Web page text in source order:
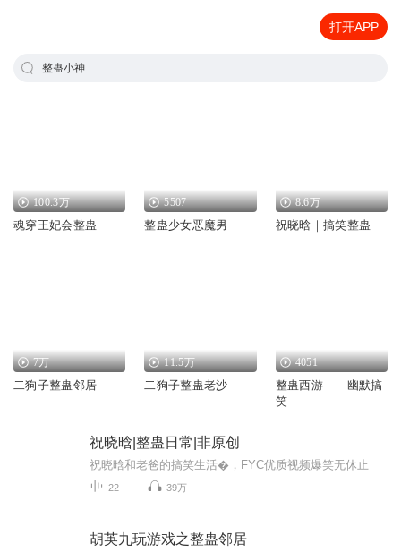
打开APP
整蛊小神
100.3万
魂穿王妃会整蛊
5507
整蛊少女恶魔男
8.6万
祝晓晗｜搞笑整蛊
7万
二狗子整蛊邻居
11.5万
二狗子整蛊老沙
4051
整蛊西游——幽默搞
笑
祝晓晗|整蛊日常|非原创
祝晓晗和老爸的搞笑生活�，FYC优质视频爆笑无休止
22 39万
胡英九玩游戏之整蛊邻居